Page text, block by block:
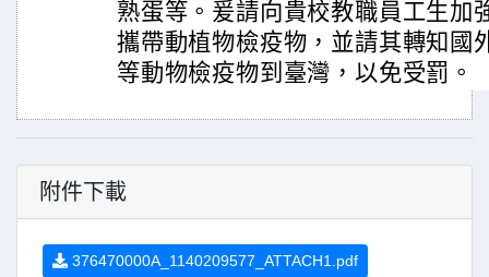
熟蛋等。爰請向貴校教職員工生加
攜帶動植物檢疫物，並請其轉知國
等動物檢疫物到臺灣，以免受罰。
附件下載
376470000A_1140209577_ATTACH1.pdf